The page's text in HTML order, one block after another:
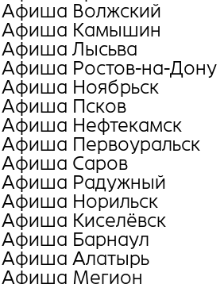
Афиша Волжский
Афиша Камышин
Афиша Лысьва
Афиша Ростов-на-Дону
Афиша Ноябрьск
Афиша Псков
Афиша Нефтекамск
Афиша Первоуральск
Афиша Саров
Афиша Радужный
Афиша Норильск
Афиша Киселёвск
Афиша Барнаул
Афиша Алатырь
Афиша Мегион